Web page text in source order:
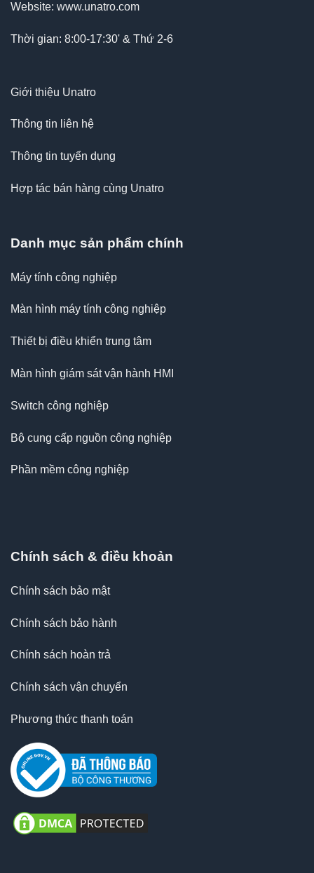
Website: www.unatro.com
Thời gian: 8:00-17:30' & Thứ 2-6
Giới thiệu Unatro
Thông tin liên hệ
Thông tin tuyển dụng
Hợp tác bán hàng cùng Unatro
Danh mục sản phẩm chính
Máy tính công nghiệp
Màn hình máy tính công nghiệp
Thiết bị điều khiển trung tâm
Màn hình giám sát vận hành HMI
Switch công nghiệp
Bộ cung cấp nguồn công nghiệp
Phần mềm công nghiệp
Chính sách & điều khoản
Chính sách bảo mật
Chính sách bảo hành
Chính sách hoàn trả
Chính sách vận chuyển
Phương thức thanh toán